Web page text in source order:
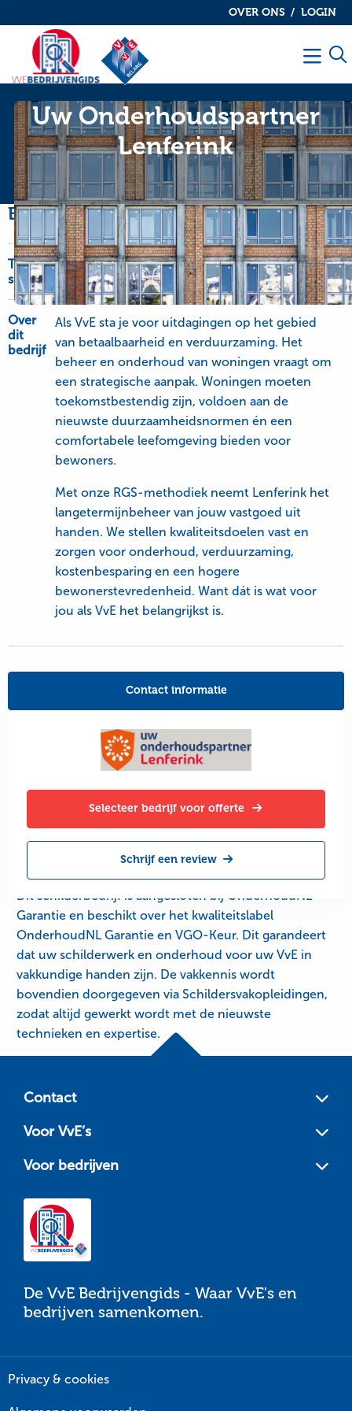
OVER ONS LOGIN
VvE
bedrijvengidsbedrijvengids
Uw Onderhoudspartner
Lenferink
Bedrijfsinformatie
Type
service
OnderhoudNL Garantie, schilderwerk-glaswerk
en onderhoudswerk
Over
dit
bedrijf
Als VvE sta je voor uitdagingen op het gebied
van betaalbaarheid en verduurzaming. Het
beheer en onderhoud van woningen vraagt om
een strategische aanpak. Woningen moeten
toekomstbestendig zijn, voldoen aan de
nieuwste duurzaamheidsnormen én een
comfortabele leefomgeving bieden voor
bewoners.
Met onze RGS-methodiek neemt Lenferink het
langetermijnbeheer van jouw vastgoed uit
handen. We stellen kwaliteitsdoelen vast en
zorgen voor onderhoud, verduurzaming,
kostenbesparing en een hogere
bewonerstevredenheid. Want dát is wat voor
jou als VvE het belangrijkst is.
Contact informatie
Selecteer bedrijf voor offerte
Schrijf een review
Dit schilderbedrijf is aangesloten bij OnderhoudNL
Garantie en beschikt over het kwaliteitslabel
OnderhoudNL Garantie en VGO-Keur. Dit garandeert
dat uw schilderwerk en onderhoud voor uw VvE in
vakkundige handen zijn. De vakkennis wordt
bovendien doorgegeven via Schildersvakopleidingen,
zodat altijd gewerkt wordt met de nieuwste
technieken en expertise.
De VvE Bedrijvengids - Waar VvE's en
bedrijven samenkomen.
Voor bedrijven
Voor VvE’s
Contact
Privacy & cookies